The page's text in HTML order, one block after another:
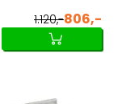
1.120,-806,-